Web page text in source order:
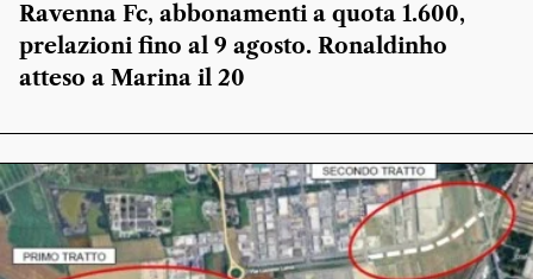
Ravenna Fc, abbonamenti a quota 1.600,
prelazioni fino al 9 agosto. Ronaldinho
atteso a Marina il 20